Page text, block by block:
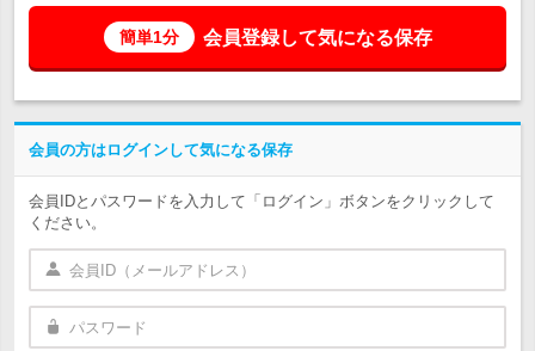
簡単1分 会員登録して気になる保存
会員の方はログインして気になる保存
会員IDとパスワードを入力して「ログイン」ボタンをクリックして
ください。